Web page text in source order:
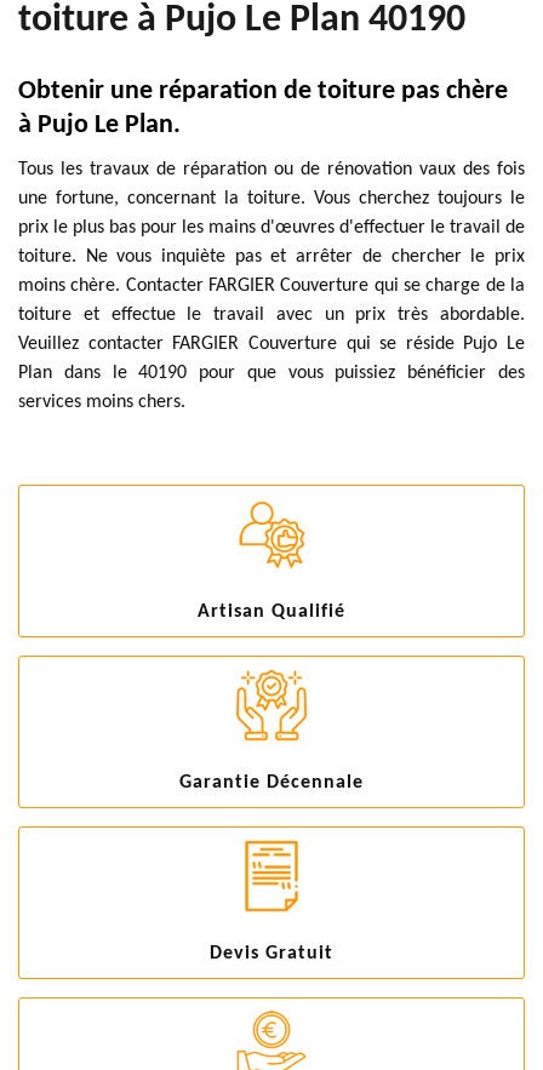
toiture à Pujo Le Plan 40190
Obtenir une réparation de toiture pas chère
à Pujo Le Plan.
Tous les travaux de réparation ou de rénovation vaux des fois
une fortune, concernant la toiture. Vous cherchez toujours le
prix le plus bas pour les mains d'œuvres d'effectuer le travail de
toiture. Ne vous inquiète pas et arrêter de chercher le prix
moins chère. Contacter FARGIER Couverture qui se charge de la
toiture et effectue le travail avec un prix très abordable.
Veuillez contacter FARGIER Couverture qui se réside Pujo Le
Plan dans le 40190 pour que vous puissiez bénéficier des
services moins chers.
Artisan Qualifié
Garantie Décennale
Devis Gratuit